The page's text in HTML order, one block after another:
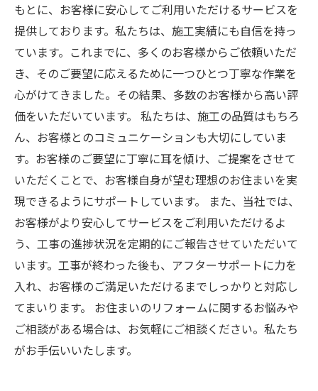
もとに、お客様に安心してご利用いただけるサービスを
提供しております。私たちは、施工実績にも自信を持っ
ています。これまでに、多くのお客様からご依頼いただ
き、そのご要望に応えるために一つひとつ丁寧な作業を
心がけてきました。その結果、多数のお客様から高い評
価をいただいています。 私たちは、施工の品質はもちろ
ん、お客様とのコミュニケーションも大切にしていま
す。お客様のご要望に丁寧に耳を傾け、ご提案をさせて
いただくことで、お客様自身が望む理想のお住まいを実
現できるようにサポートしています。 また、当社では、
お客様がより安心してサービスをご利用いただけるよ
う、工事の進捗状況を定期的にご報告させていただいて
います。工事が終わった後も、アフターサポートに力を
入れ、お客様のご満足いただけるまでしっかりと対応し
てまいります。 お住まいのリフォームに関するお悩みや
ご相談がある場合は、お気軽にご相談ください。私たち
がお手伝いいたします。